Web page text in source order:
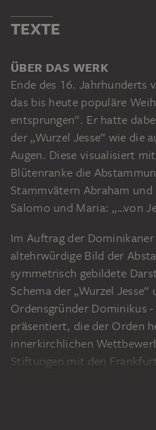
TEXTE
ÜBER DAS WERK
Ende des 16. Jahrhunderts
das bis heute populäre
entsprungen“. Er hatte
der „Wurzel Jesse“ wie die
Augen. Diese visualisiert
Blütenranke die
Stammvätern Abraham und
Salomo und Maria: „…von
Im Auftrag der
altehrwürdige Bild der
symmetrisch gebildete
Schema der „Wurzel
Ordensgründer Dominikus
präsentiert, die der Orden
innerkirchlichen
Stiftungen mit den
Weise den Gläubigen als
Der privilegierte Zugang